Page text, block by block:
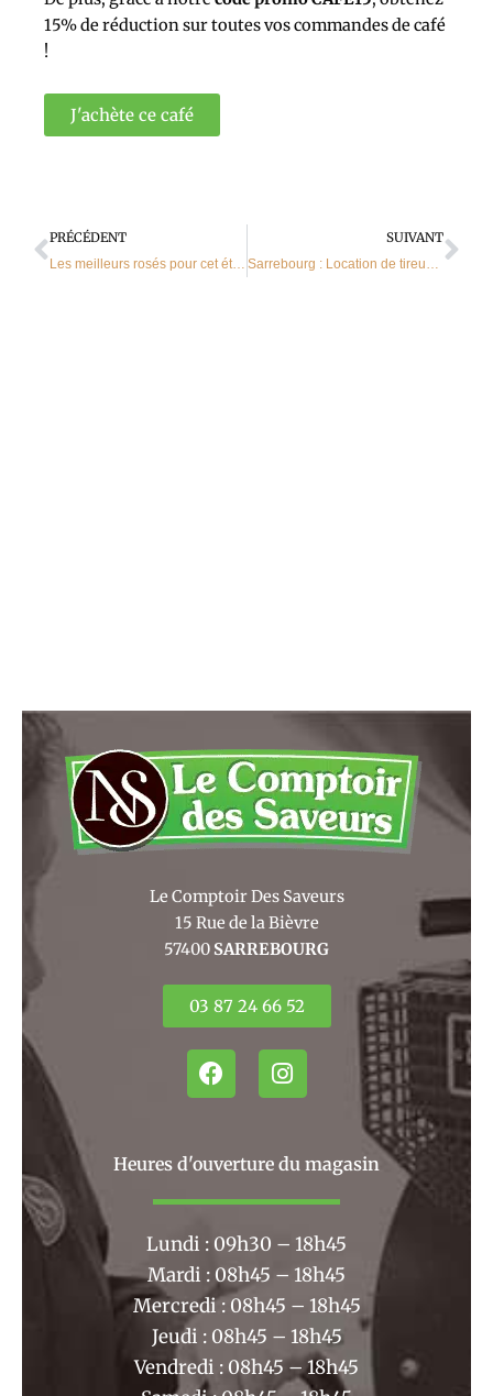
15% de réduction sur toutes vos commandes de café
!
J'achète ce café
Précédent
PRÉCÉDENT
Les meilleurs rosés pour cet été dans notre magasin à Sarrebourg.
SUIVANT
Sarrebourg : Location de tireuse à bière à froid sec pour vos événements.
Le Comptoir Des Saveurs
15 Rue de la Bièvre
57400 SARREBOURG
03 87 24 66 52
F
a
b
o
k
I
n
a
r
m
Heures d'ouverture du magasin
Lundi : 09h30 – 18h45
Mardi : 08h45 – 18h45
Mercredi : 08h45 – 18h45
Jeudi : 08h45 – 18h45
Vendredi : 08h45 – 18h45